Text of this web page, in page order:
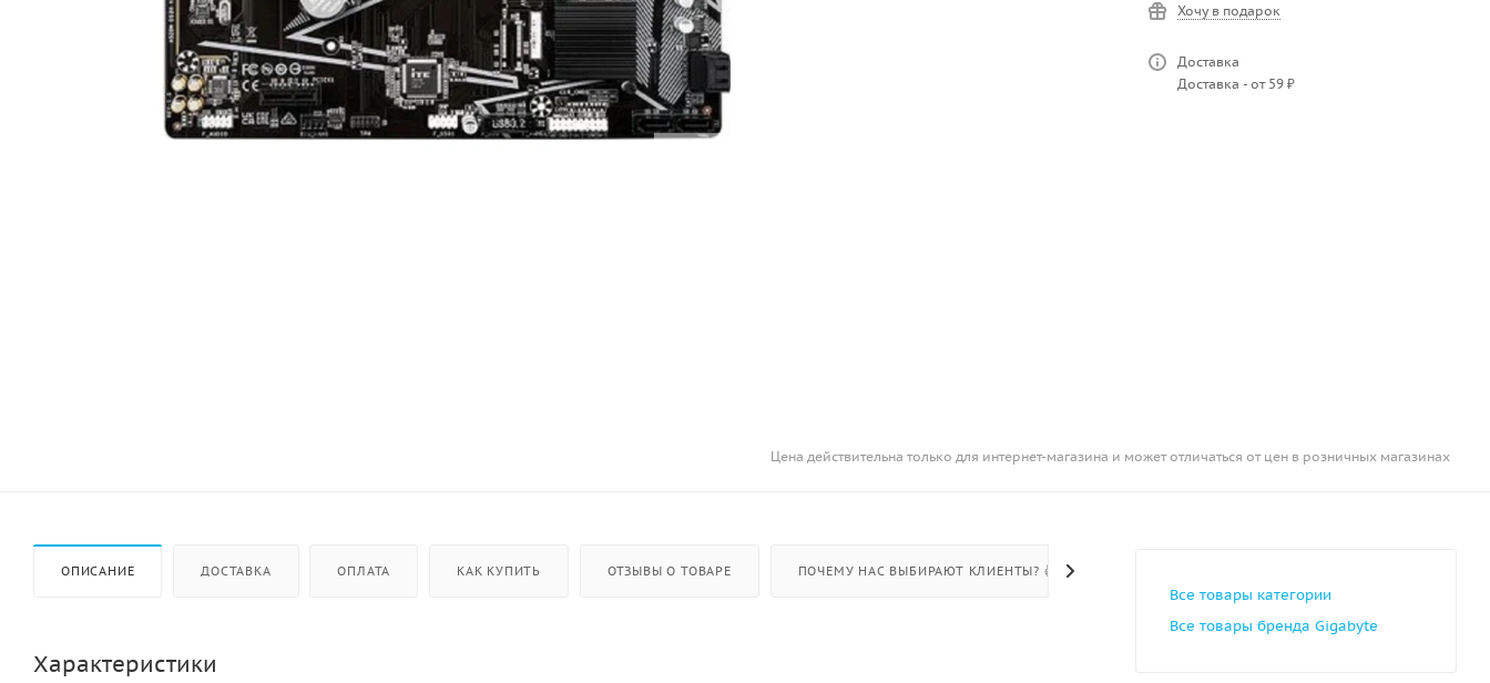
Хочу в подарок
Доставка
Доставка - от 59 ₽
Цена действительна только для интернет-магазина и может отличаться от цен в розничных магазинах
ОПИСАНИЕ ДОСТАВКА ОПЛАТА КАК КУПИТЬ ОТЗЫВЫ О ТОВАРЕ ПОЧЕМУ НАС ВЫБИРАЮТ КЛИЕНТЫ? 👍
Характеристики
Все товары категории
Все товары бренда Gigabyte